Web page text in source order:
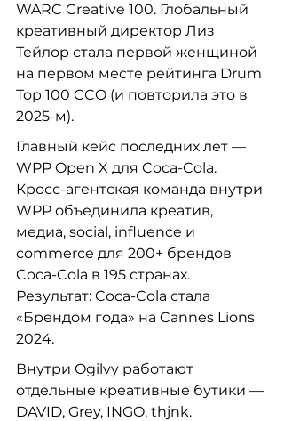
WARC Creative 100. Глобальный
креативный директор Лиз
Тейлор стала первой женщиной
на первом месте рейтинга Drum
Top 100 CCO (и повторила это в
2025-м).
Главный кейс последних лет —
WPP Open X для Coca-Cola.
Кросс-агентская команда внутри
WPP объединила креатив,
медиа, social, influence и
commerce для 200+ брендов
Coca-Cola в 195 странах.
Результат: Coca-Cola стала
«Брендом года» на Cannes Lions
2024.
Внутри Ogilvy работают
отдельные креативные бутики —
DAVID, Grey, INGO, thjnk.